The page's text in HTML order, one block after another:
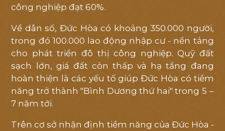
công nghiệp đạt 60%.
Về dân số, Đức Hòa có khoảng 350.000 người,
trong đó 100.000 lao động nhập cư - nền tảng
cho phát triển đô thị công nghiệp. Quỹ đất
sạch lớn, giá đất còn thấp và hạ tầng đang
hoàn thiện là các yếu tố giúp Đức Hòa có tiềm
năng trở thành "Bình Dương thứ hai" trong 5 –
7 năm tới.
Trên cơ sở nhận định tiềm năng của Đức Hòa -